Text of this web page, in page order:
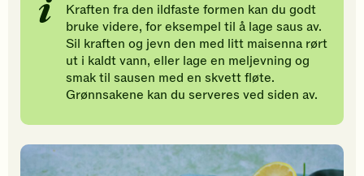
Kraften fra den ildfaste formen kan du godt
bruke videre, for eksempel til å lage saus av.
Sil kraften og jevn den med litt maisenna rørt
ut i kaldt vann, eller lage en meljevning og
smak til sausen med en skvett fløte.
Grønnsakene kan du serveres ved siden av.